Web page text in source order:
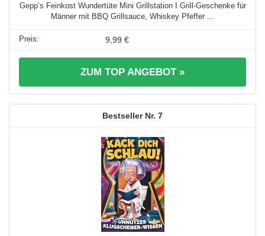
Gepp’s Feinkost Wundertüte Mini Grillstation I Grill-Geschenke für
Männer mit BBQ Grillsauce, Whiskey Pfeffer ...
9,99 €
ZUM TOP ANGEBOT »
7